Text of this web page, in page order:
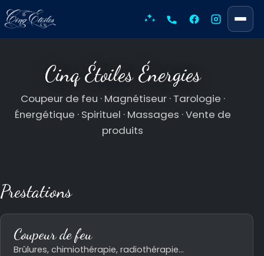
Aller
au
Accueil0450986517
FacebookInstagram
COUPEUR DE FEU
TAROLOGIE
VENTE DE PRODUITS
Cinq Étoiles Énergies
Coupeur de feu · Magnétiseur · Tarologie ·
Énergétique · Spirituel · Massages · Vente de
produits
Prestations
Coupeur de feu
Brûlures, chimiothérapie, radiothérapie…